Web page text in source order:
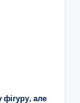
фігуру, але